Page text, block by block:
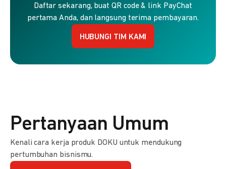
Daftar sekarang, buat QR code & link PayChat
pertama Anda, dan langsung terima pembayaran.
HUBUNGI TIM KAMI
Pertanyaan Umum
Kenali cara kerja produk DOKU untuk mendukung
pertumbuhan bisnismu.